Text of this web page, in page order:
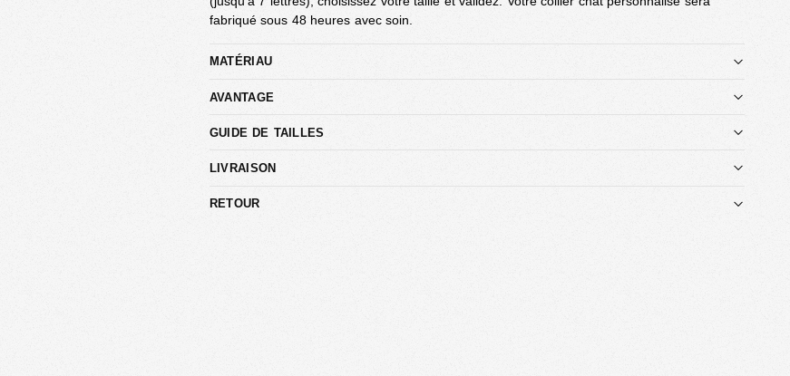
fabriqué sous 48 heures avec soin.
MATÉRIAU
AVANTAGE
GUIDE DE TAILLES
LIVRAISON
RETOUR